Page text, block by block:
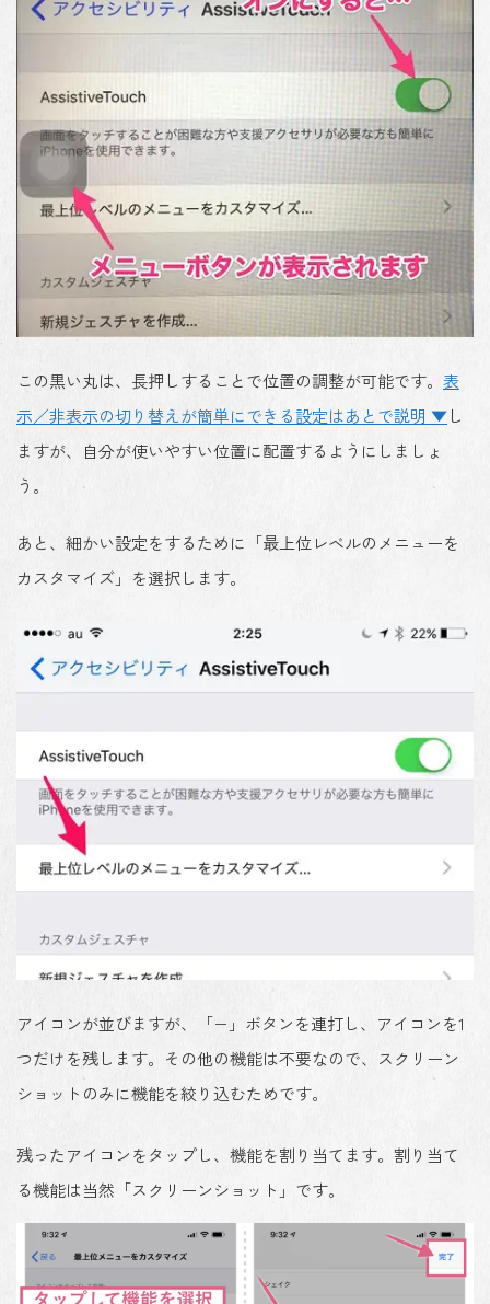
この黒い丸は、長押しすることで位置の調整が可能です。 表
示／非表示の切り替えが簡単にできる設定はあとで説明 ▼し
ますが、自分が使いやすい位置に配置するようにしましょ
う。
あと、細かい設定をするために 「最上位レベルのメニューを
カスタマイズ」を選択 します。
アイコンが並びますが、「−」ボタンを連打し、 アイコンを1
つだけを残します。その他の機能は不要なので、スクリーン
ショットのみに機能を絞り込むためです。
残ったアイコンをタップし、 機能を割り当て ます。割り当て
る機能は当然「スクリーンショット」です。